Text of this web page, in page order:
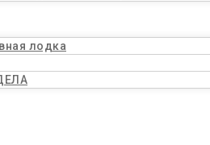
лодка